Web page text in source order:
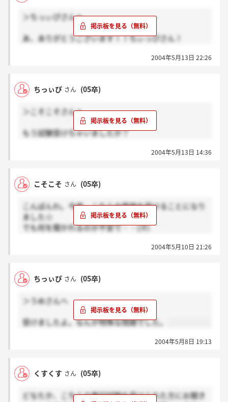
＞ちっぃぴさんへ
あ、ありがとうございます！！ちぃっぴさん！
ところで、こちらの会社は入社後3年研修があるそう
ですが、東京のどこであるのでしょうか？どなたか知
知ですか？
2004年5月13日 22:26
ちっぃぴ さん (05卒)
＞こそこそさんへ
もう試験受けちゃいましたか？
2004年5月13日 14:36
こそこそ さん (05卒)
こんばんわ。今度、こちらの面接を受けることになり
ました☆
でも何を聞かれるのか不安で・・(汗)
しゃいませんかー？お願いします＞＜。2004年5月10日 21:26
ちっぃぴ さん (05卒)
＞うめさんへ
受けましたよ。なんか特殊な問題でした。
2004年5月8日 19:13
くすくす さん (05卒)
どなたか、こちらの筆記試験を受けられた方にお聞き